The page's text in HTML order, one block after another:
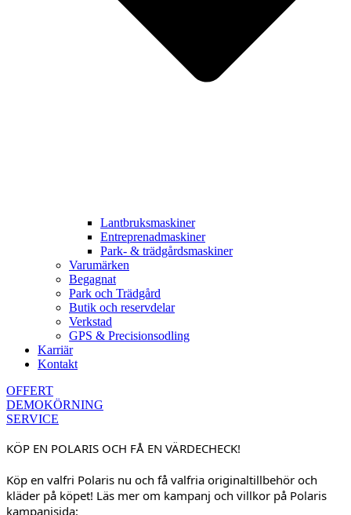
Lantbruksmaskiner
Entreprenadmaskiner
Park- & trädgårdsmaskiner
Varumärken
Begagnat
Park och Trädgård
Butik och reservdelar
Verkstad
GPS & Precisionsodling
Karriär
Kontakt
OFFERT
DEMOKÖRNING
SERVICE
KÖP EN POLARIS OCH FÅ EN VÄRDECHECK!
Köp en valfri Polaris nu och få valfria originaltillbehör och
kläder på köpet! Läs mer om kampanj och villkor på Polaris
kampanjsida: